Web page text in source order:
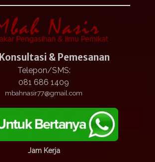
& Pemesanan
Telepon/SMS:
081 686 1409
mbahnasir77@gmail.com
Jam Kerja